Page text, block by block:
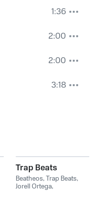
1:36
2:00
2:00
3:18
Trap Beats
Beatheos,Trap Beats,
Jorell Ortega,